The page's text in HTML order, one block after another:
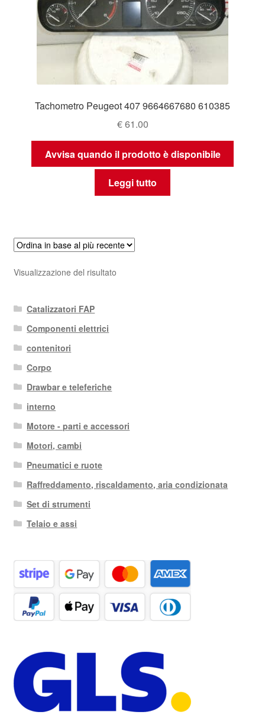
Tachometro Peugeot 407 9664667680 610385
€61.00
Avvisa quando il prodotto è disponibile
Leggi tutto
Visualizzazione del risultato
Catalizzatori FAP
Componenti elettrici
contenitori
Corpo
Drawbar e teleferiche
interno
Motore - parti e accessori
Motori, cambi
Pneumatici e ruote
Raffreddamento, riscaldamento, aria condizionata
Set di strumenti
Telaio e assi